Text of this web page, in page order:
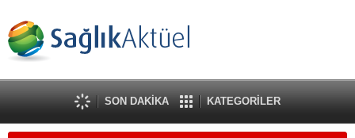
SON DAKİKA KATEGORİLER